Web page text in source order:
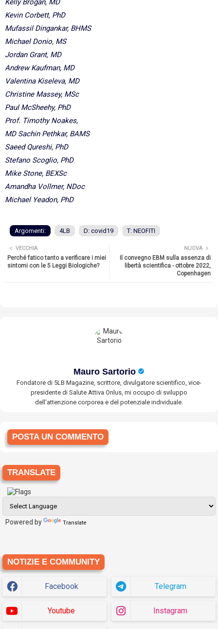
Kelly Brogan, MD
Kevin Corbett, PhD
Mufassil Dingankar, BHMS
Michael Donio, MS
Jordan Grant, MD
Andrew Kaufman, MD
Valentina Kiseleva, MD
Christine Massey, MSc
Paul McSheehy, PhD
Prof. Timothy Noakes,
MD Sachin Pethkar, BAMS
Saeed Qureshi, PhD
Stefano Scoglio, PhD
Mike Stone, BEXSc
Amandha Vollmer, NDoc
Michael Yeadon, PhD
Argomenti: 4LB D: covid19 T: NEOFITI
NUOVA
Il convegno EBM sulla assenza di
libertà scientifica - ottobre 2022,
Copenhagen
VECCHIA
Perché fatico tanto a verificare i miei
sintomi con le 5 Leggi Biologiche?
Mauro Sartorio
Fondatore di 5LB Magazine, scrittore, divulgatore scientifico, vice-
presidente di Salute Attiva Onlus, mi occupo di sviluppo
dell'attenzione corporea e del potenziale individuale.
POSTA UN COMMENTO
TRANSLATE
Powered by Translate
NOTIZIE E COMMUNITY
Facebook Telegram
Youtube Instagram